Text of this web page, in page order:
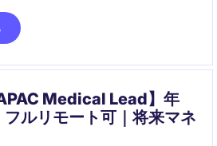
Medical Lead】年
ルリモート可｜将来マネ